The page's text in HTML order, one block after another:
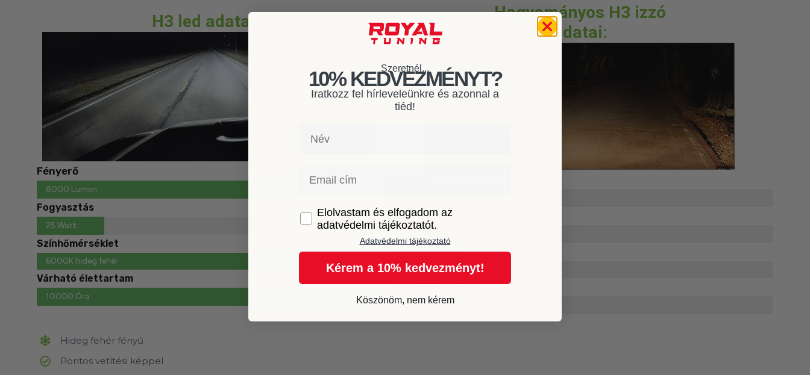
H3 led adatai:
Fényerő
8000 Lumen
Fogyasztás
25 Watt
Színhőmérséklet
6000K hideg fehér
Várható élettartam
10000 Óra
Hagyományos H3 izzó
adatai:
Fogyasztás
Színhőmérséklet
4000K meleg fehér
Várható élettartam
500 Óra
Hideg fehér fényű
Pontos vetítési képpel
Szeretnél...
10% KEDVEZMÉNYT?
Iratkozz fel hírleveleünkre és azonnal a
tiéd!
GDPRElolvastam és elfogadom az
adatvédelmi tájékoztatót.
Adatvédelmi tájékoztató
Kérem a 10% kedvezményt!
Köszönöm, nem kérem